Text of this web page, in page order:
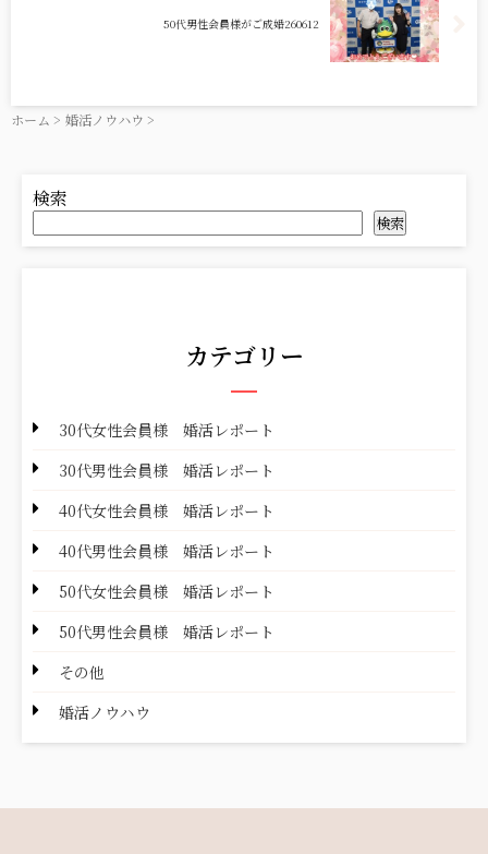
50代男性会員様がご成婚260612
ホーム > 婚活ノウハウ >
検索
検索
カテゴリー
30代女性会員様 婚活レポート
30代男性会員様 婚活レポート
40代女性会員様 婚活レポート
40代男性会員様 婚活レポート
50代女性会員様 婚活レポート
50代男性会員様 婚活レポート
その他
婚活ノウハウ